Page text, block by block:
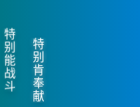
特
别
能
战
斗
特
别
肯
奉
献